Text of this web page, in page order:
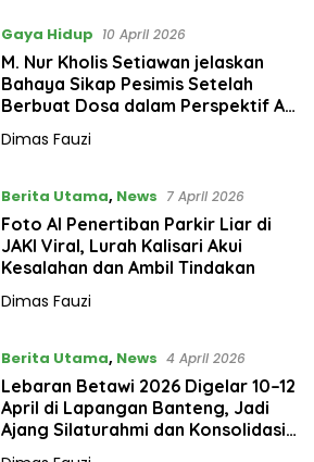
Gaya Hidup 10 April 2026
M. Nur Kholis Setiawan jelaskan
Bahaya Sikap Pesimis Setelah
Berbuat Dosa dalam Perspektif Al-
Hikam
Dimas Fauzi
Berita Utama, News 7 April 2026
Foto AI Penertiban Parkir Liar di
JAKI Viral, Lurah Kalisari Akui
Kesalahan dan Ambil Tindakan
Dimas Fauzi
Berita Utama, News 4 April 2026
Lebaran Betawi 2026 Digelar 10–12
April di Lapangan Banteng, Jadi
Ajang Silaturahmi dan Konsolidasi
Warga